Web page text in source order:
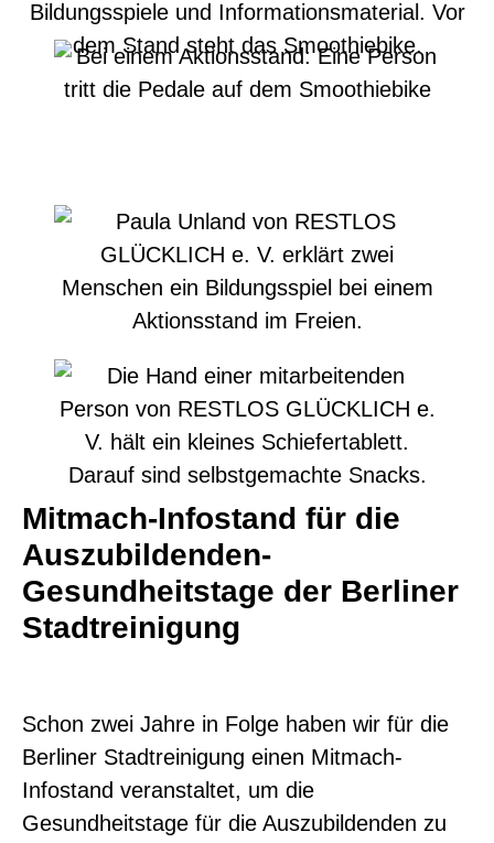
Mitmach-Infostand für die
Auszubildenden-
Gesundheitstage der Berliner
Stadtreinigung
Schon zwei Jahre in Folge haben wir für die
Berliner Stadtreinigung einen Mitmach-
Infostand veranstaltet, um die
Gesundheitstage für die Auszubildenden zu